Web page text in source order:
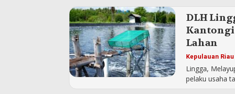
DLH
Kantongi
Lahan
Kepulauan Riau
Lingga,
pelaku usaha